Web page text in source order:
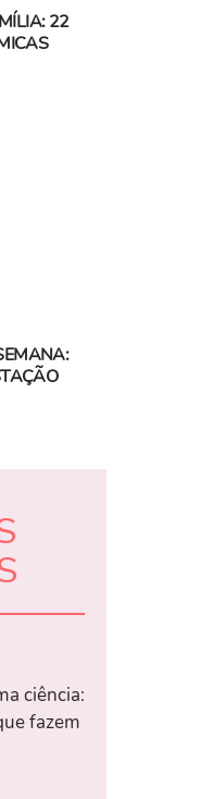
22
ciência:
fazem